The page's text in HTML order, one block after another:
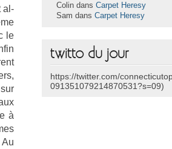
al­
le
à
Colin dansCarpet Heresy
Sam dansCarpet Heresy
twitto du jour
https://twitter.com/
091351079214870531?s=09)